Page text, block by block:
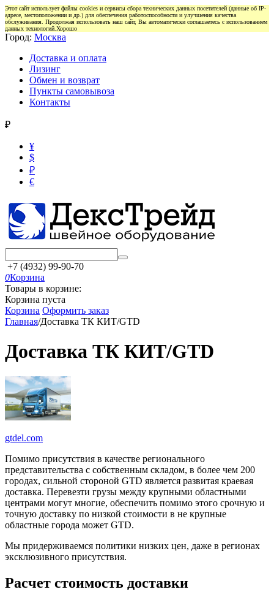
Этот сайт использует файлы cookies и сервисы сбора технических данных посетителей (данные об IP-
адресе, местоположении и др.) для обеспечения работоспособности и улучшения качества
обслуживания. Продолжая использовать наш сайт, Вы автоматически соглашаетесь с использованием
данных технологий. Хорошо
Город: Москва
Доставка и оплата
Лизинг
Обмен и возврат
Пункты самовывоза
Контакты
₽
¥
$
₽
€
+7 (4932) 99-90-70
0Корзина
Товары в корзине:
Корзина пуста
Корзина Оформить заказ
Главная/Доставка ТК КИТ/GTD
Доставка ТК КИТ/GTD
gtdel.com
Помимо присутствия в качестве регионального
представительства с собственным складом, в более чем 200
городах, сильной стороной GTD является развитая краевая
доставка. Перевезти грузы между крупными областными
центрами могут многие, обеспечить помимо этого срочную и
точную доставку по низкой стоимости в не крупные
областные города может GTD.
Мы придерживаемся политики низких цен, даже в регионах
эксклюзивного присутствия.
Расчет стоимость доставки